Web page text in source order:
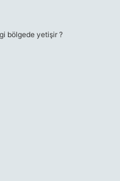
bölgede yetişir ?